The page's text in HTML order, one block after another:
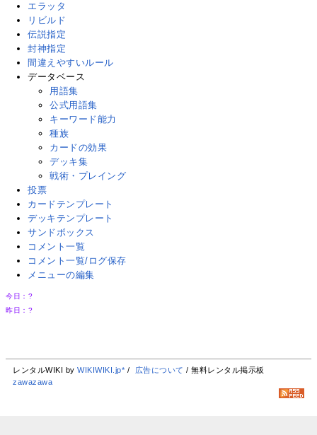
エラッタ
リビルド
伝説指定
封神指定
間違えやすいルール
データベース
用語集
公式用語集
キーワード能力
種族
カードの効果
デッキ集
戦術・プレイング
投票
カードテンプレート
デッキテンプレート
サンドボックス
コメント一覧
コメント一覧/ログ保存
メニューの編集
今日： ?
昨日： ?
レンタルWIKI byWIKIWIKI.jp* / 広告について / 無料レンタル掲示板
zawazawa